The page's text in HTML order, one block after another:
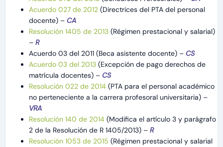
Acuerdo 027 de 2012(Directrices del PTA del personal
docente) – CA
Resolución 1405 de 2013(Régimen prestacional y salarial)
– R
Acuerdo 03 del 2011 (Beca asistente docente) – CS
Acuerdo 03 del 2013(Excepción de pago derechos de
matrícula docentes) – CS
Resolución 022 de 2014 (PTA para el personal académico
no perteneciente a la carrera profesoral universitaria) –
VRA
Resolución 140 de 2014 (Modifica el artículo 3 y parágrafo
2 de la Resolución de R 1405/2013) – R
Resolución 1053 de 2015 (Régimen prestacional y salarial